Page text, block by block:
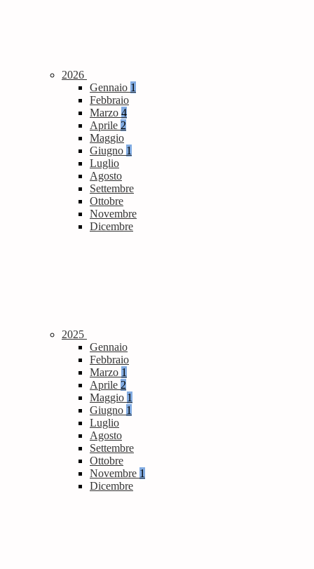
2026
Gennaio 1
Febbraio
Marzo 4
Aprile 2
Maggio
Giugno 1
Luglio
Agosto
Settembre
Ottobre
Novembre
Dicembre
2025
Gennaio
Febbraio
Marzo 1
Aprile 2
Maggio 1
Giugno 1
Luglio
Agosto
Settembre
Ottobre
Novembre 1
Dicembre